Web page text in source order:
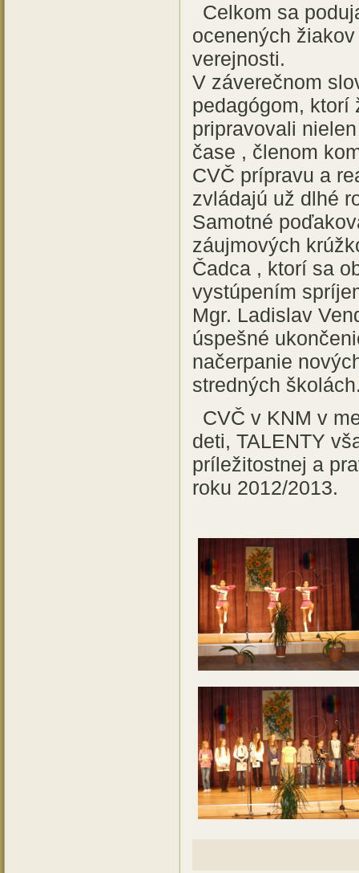
Celkom sa
ocenených
verejnosti.
V záverečnom
pedagógom, ktorí
pripravovali
čase , členom
CVČ prípravu a
zvládajú už dlhé
Samotné
záujmových
Čadca , ktorí sa
vystúpením
Mgr. Ladislav
úspešné
načerpanie
stredných
CVČ v KNM v
deti, TALENTY
príležitostnej a
roku 2012/2013.